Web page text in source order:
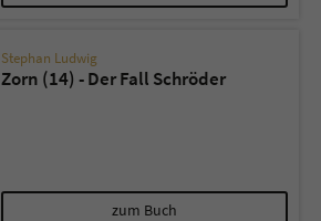
Stephan Ludwig
Zorn (14) - Der Fall Schröder
zum Buch